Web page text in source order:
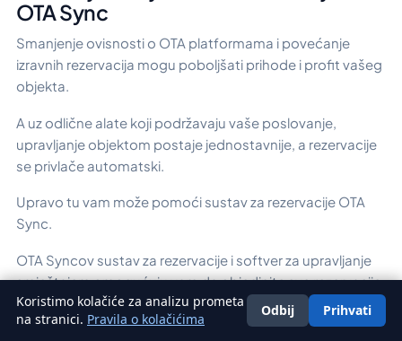
OTA Sync
Smanjenje ovisnosti o OTA platformama i povećanje
izravnih rezervacija mogu poboljšati prihode i profit vašeg
objekta.
A uz odlične alate koji podržavaju vaše poslovanje,
upravljanje objektom postaje jednostavnije, a rezervacije
se privlače automatski.
Upravo tu vam može pomoći sustav za rezervacije OTA
Sync.
OTA Syncov sustav za rezervacije i softver za upravljanje
smještajem omogućuju vam da objedinite sve rezervacije
te upravljate oglasima, zadacima, financijama i
komunikacijom s gostima na jednom mjestu.
Koristimo kolačiće za analizu prometa
na stranici. Pravila o kolačićima
Odbij Prihvati
Hrvatski